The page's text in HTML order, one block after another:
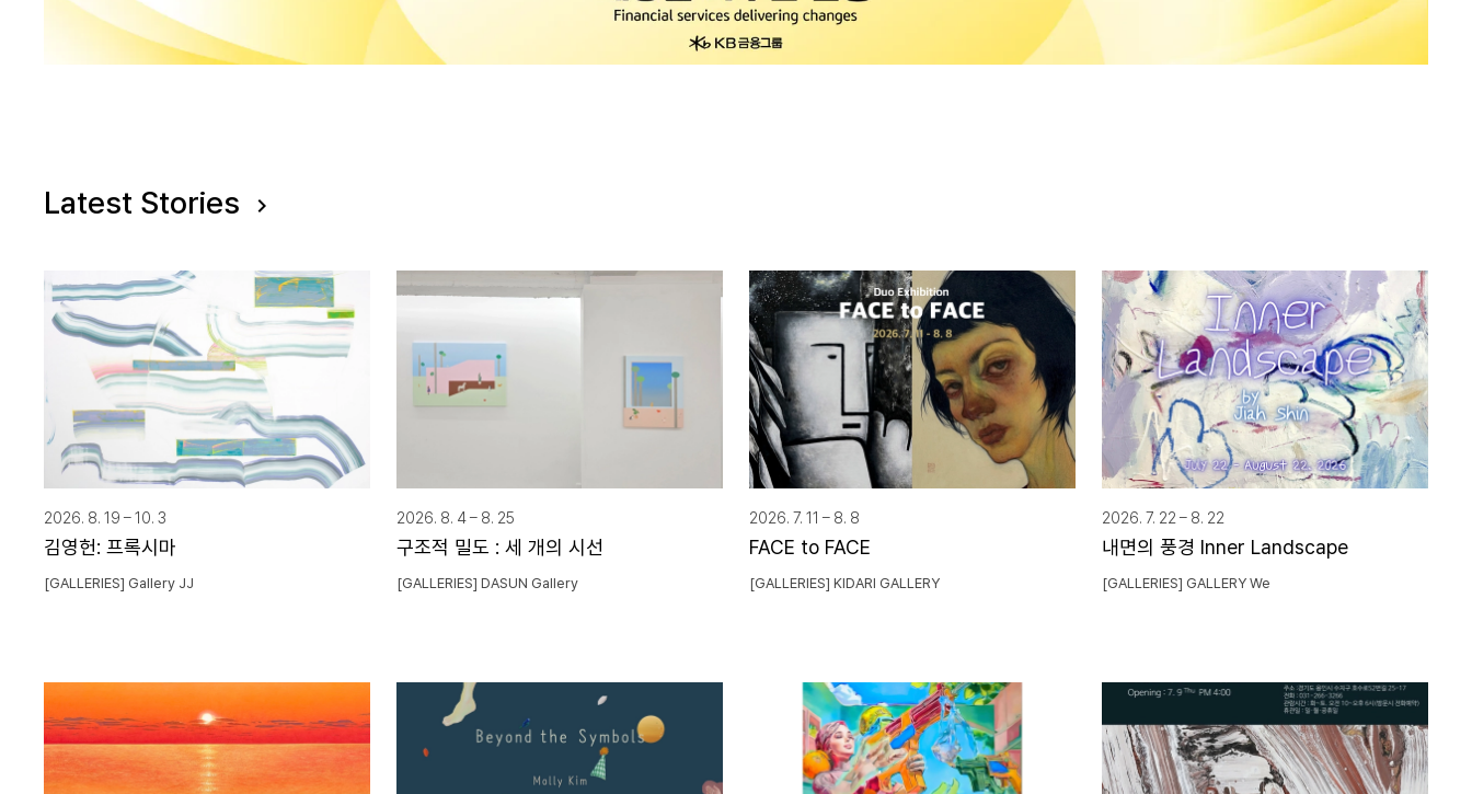
Latest Stories
2026. 8. 19 – 10. 3
김영헌: 프록시마
[GALLERIES] Gallery JJ
2026. 8. 4 – 8. 25
구조적 밀도 : 세 개의 시선
[GALLERIES] DASUN Gallery
2026. 7. 11 – 8. 8
FACE to FACE
[GALLERIES] KIDARI GALLERY
2026. 7. 22 – 8. 22
내면의 풍경 Inner Landscape
[GALLERIES] GALLERY We